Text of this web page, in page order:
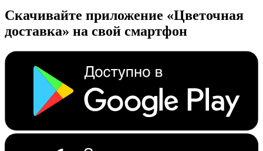
Скачивайте приложение «Цветочная
доставка» на свой смартфон